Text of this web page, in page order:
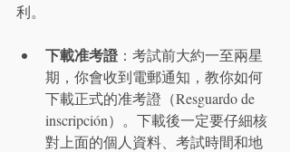
利。
下載准考證：考試前大約一至兩星
期，你會收到電郵通知，教你如何
下載正式的准考證（Resguardo de
inscripción）。下載後一定要仔細核
對上面的個人資料、考試時間和地